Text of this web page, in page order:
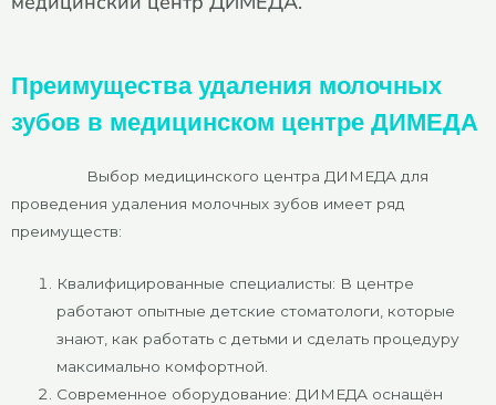
Преимущества удаления молочных
зубов в медицинском центре ДИМЕДА
Выбор медицинского центра ДИМЕДА для
проведения удаления молочных зубов имеет ряд
преимуществ:
Квалифицированные специалисты: В центре
работают опытные детские стоматологи, которые
знают, как работать с детьми и сделать процедуру
максимально комфортной.
Современное оборудование: ДИМЕДА оснащён